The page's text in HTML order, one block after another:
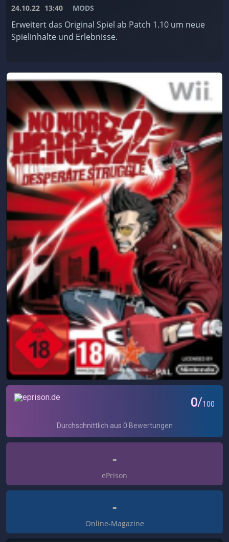
24.10.22 13:40 MODS
Erweitert das Original Spiel ab Patch 1.10 um neue
Spielinhalte und Erlebnisse.
-
ePrison
-
Online-Magazine